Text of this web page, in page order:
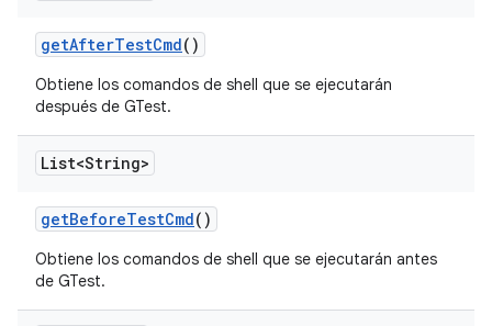
getAfterTestCmd()
Obtiene los comandos de shell que se ejecutarán
después de GTest.
List<String>
getBeforeTestCmd()
Obtiene los comandos de shell que se ejecutarán antes
de GTest.